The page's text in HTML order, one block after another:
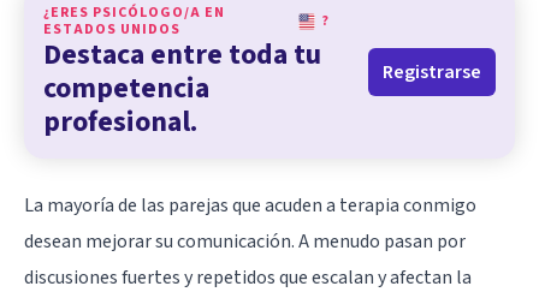
¿ERES PSICÓLOGO/A EN
ESTADOS UNIDOS
?
Destaca entre toda tu
competencia
profesional.
Registrarse
La mayoría de las parejas que acuden a terapia conmigo
desean mejorar su comunicación. A menudo pasan por
discusiones fuertes y repetidos que escalan y afectan la